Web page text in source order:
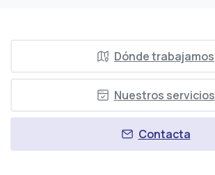
Dónde trabajamos
Nuestros servicios
Contacta